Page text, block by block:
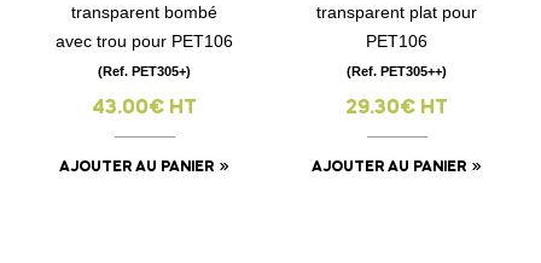
transparent bombé
avec trou pour PET106
(Ref. PET305+)
43.00€ HT
AJOUTER AU PANIER
transparent plat pour
PET106
(Ref. PET305++)
29.30€ HT
AJOUTER AU PANIER